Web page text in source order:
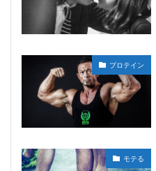
プロテイン
モテる